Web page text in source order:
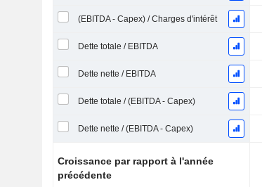
(EBITDA - Capex) / Charges d'intérêt
Dette totale / EBITDA
Dette nette / EBITDA
Dette totale / (EBITDA - Capex)
Dette nette / (EBITDA - Capex)
Croissance par rapport à l'année
précédente